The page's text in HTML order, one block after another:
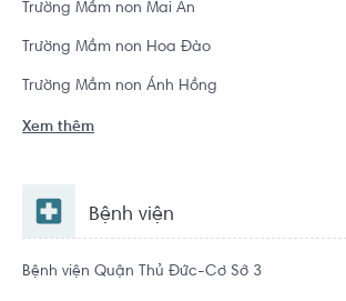
Trường Mầm non Mai An
Trường Mầm non Hoa Đào
Trường Mầm non Ánh Hồng
Xem thêm
Bệnh viện
Bệnh viện Quận Thủ Đức-Cơ Sở 3